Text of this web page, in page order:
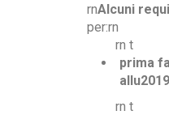
rnAlcuni
per:rn
rn t
prima
rn t